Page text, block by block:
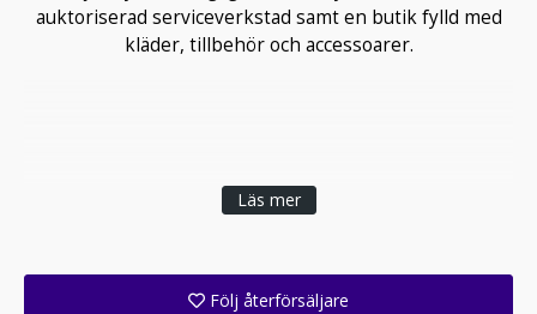
auktoriserad serviceverkstad samt en butik fylld med
kläder, tillbehör och accessoarer.
Läs mer
Följ återförsäljare